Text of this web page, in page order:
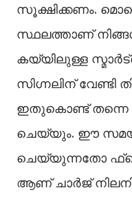
സൂക്ഷിക്കണം.
സ്ഥലത്താണ്
കയ്യിലുള്ള
സിഗ്നലിന് വേണ്ടി
ഇതുകൊണ്ട് തന്നെ
ചെയ്യും. ഈ
ചെയ്യുന്നതോ
ആണ് ചാര്‍ജ്